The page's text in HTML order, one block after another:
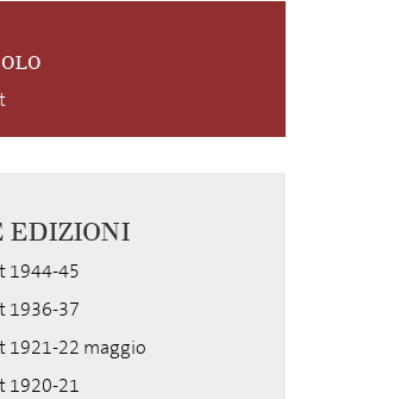
EDIZIONI
1944-45
1936-37
1921-22 maggio
1920-21